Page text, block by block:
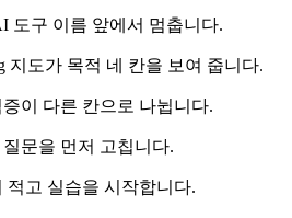
도구 이름 앞에서 멈춥니다.
지도가 목적 네 칸을 보여 줍니다.
이 다른 칸으로 나뉩니다.
문을 먼저 고칩니다.
적고 실습을 시작합니다.